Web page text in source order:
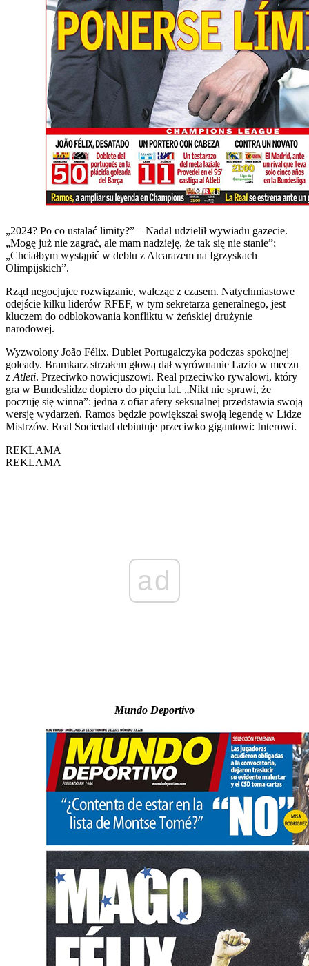
„2024? Po co ustalać limity?” – Nadal udzielił wywiadu gazecie.
„Mogę już nie zagrać, ale mam nadzieję, że tak się nie stanie”;
„Chciałbym wystąpić w deblu z Alcarazem na Igrzyskach
Olimpijskich”.
Rząd negocjujce rozwiązanie, walcząc z czasem. Natychmiastowe
odejście kilku liderów RFEF, w tym sekretarza generalnego, jest
kluczem do odblokowania konfliktu w żeńskiej drużynie
narodowej.
Wyzwolony João Félix. Dublet Portugalczyka podczas spokojnej
goleady. Bramkarz strzałem głową dał wyrównanie Lazio w meczu
z Atleti. Przeciwko nowicjuszowi. Real przeciwko rywalowi, który
gra w Bundeslidze dopiero do pięciu lat. „Nikt nie sprawi, że
poczuję się winna”: jedna z ofiar afery seksualnej przedstawia swoją
wersję wydarzeń. Ramos będzie powiększał swoją legendę w Lidze
Mistrzów. Real Sociedad debiutuje przeciwko gigantowi: Interowi.
REKLAMA
REKLAMA
ad
Mundo Deportivo